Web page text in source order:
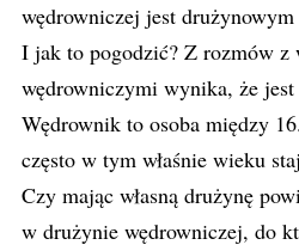
wędrowniczej jest
I jak to pogodzić? Z rozmów
wędrowniczymi wynika, że
Wędrownik to osoba między
często w tym właśnie wieku
Czy mając własną drużynę
w drużynie wędrowniczej, do